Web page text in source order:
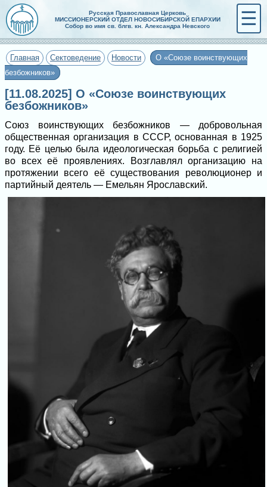
Русская Православная Церковь
МИССИОНЕРСКИЙ ОТДЕЛ НОВОСИБИРСКОЙ ЕПАРХИИ
Собор во имя св. блгв. кн. Александра Невского
☰
Главная Сектоведение Новости
О «Союзе воинствующих
безбожников»
[11.08.2025] О «Союзе воинствующих
безбожников»
Союз воинствующих безбожников — добровольная
общественная организация в СССР, основанная в 1925
году. Её целью была идеологическая борьба с религией
во всех её проявлениях. Возглавлял организацию на
протяжении всего её существования революционер и
партийный деятель — Емельян Ярославский.